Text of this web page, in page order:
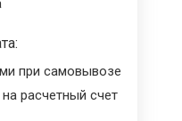
при самовывозе
расчетный счет